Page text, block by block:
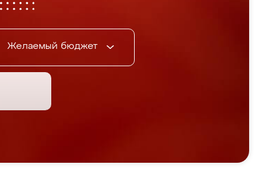
Желаемый бюджет